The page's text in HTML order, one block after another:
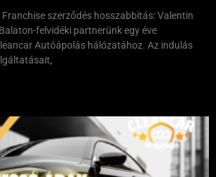
szerződés hosszabbítás: Valentin
felvidéki partnerünk egy éve
Autóápolás hálózatához. Az indulás